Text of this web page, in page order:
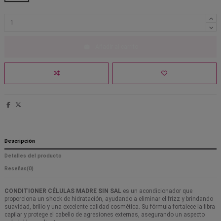
Descripción
Detalles del producto
Reseñas(0)
CONDITIONER CÉLULAS MADRE SIN SAL es un acondicionador que
proporciona un shock de hidratación, ayudando a eliminar el frizz y brindando
suavidad, brillo y una excelente calidad cosmética. Su fórmula fortalece la fibra
capilar y protege el cabello de agresiones externas, asegurando un aspecto